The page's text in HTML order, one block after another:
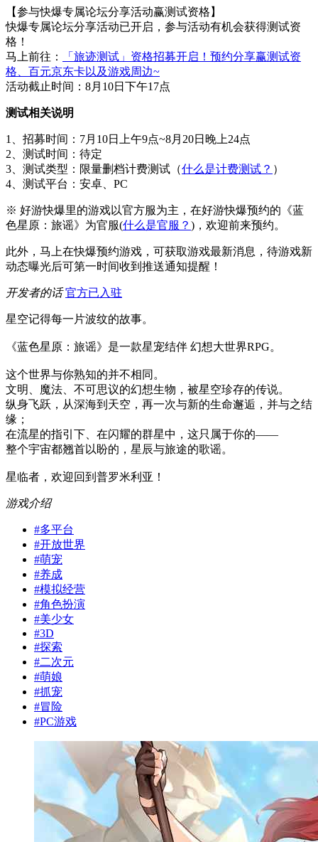
【参与快爆专属论坛分享活动赢测试资格】
快爆专属论坛分享活动已开启，参与活动有机会获得测试资
格！
马上前往：
「旅迹测试」资格招募开启！预约分享赢测试资
格、百元京东卡以及游戏周边~
活动截止时间：8月10日下午17点
测试相关说明
1、招募时间：7月10日上午9点~8月20日晚上24点
2、测试时间：待定
3、测试类型：限量删档计费测试（什么是计费测试？ ）
4、测试平台：安卓、PC
※ 好游快爆里的游戏以官方服为主，在好游快爆预约的《蓝
色星原：旅谣》为官服(什么是官服？ )，欢迎前来预约。
此外，马上在快爆预约游戏，可获取游戏最新消息，待游戏新
动态曝光后可第一时间收到推送通知提醒！
开发者的话 官方已入驻
星空记得每一片波纹的故事。
《蓝色星原：旅谣》是一款星宠结伴 幻想大世界RPG。
这个世界与你熟知的并不相同。
文明、魔法、不可思议的幻想生物，被星空珍存的传说。
纵身飞跃，从深海到天空，再一次与新的生命邂逅，并与之结
缘；
在流星的指引下、在闪耀的群星中，这只属于你的——
整个宇宙都翘首以盼的，星辰与旅途的歌谣。
星临者，欢迎回到普罗米利亚！
游戏介绍
#多平台
#开放世界
#萌宠
#养成
#模拟经营
#角色扮演
#美少女
#3D
#探索
#二次元
#萌娘
#抓宠
#冒险
#PC游戏